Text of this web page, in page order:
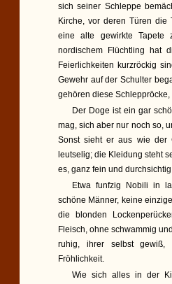
sich seiner Schleppe
Kirche, vor deren Türen
eine alte gewirkte Tapete
nordischem Flüchtling hat
Feierlichkeiten kurzröckig
Gewehr auf der Schulter
gehören diese
Der Doge ist ein gar
mag, sich aber nur noch so,
Sonst sieht er aus wie der
leutselig; die Kleidung steht
es, ganz fein und
Etwa funfzig Nobili in
schöne Männer, keine
die blonden
Fleisch, ohne schwammig
ruhig, ihrer selbst gewiß,
Fröhlichkeit.
Wie sich alles in der